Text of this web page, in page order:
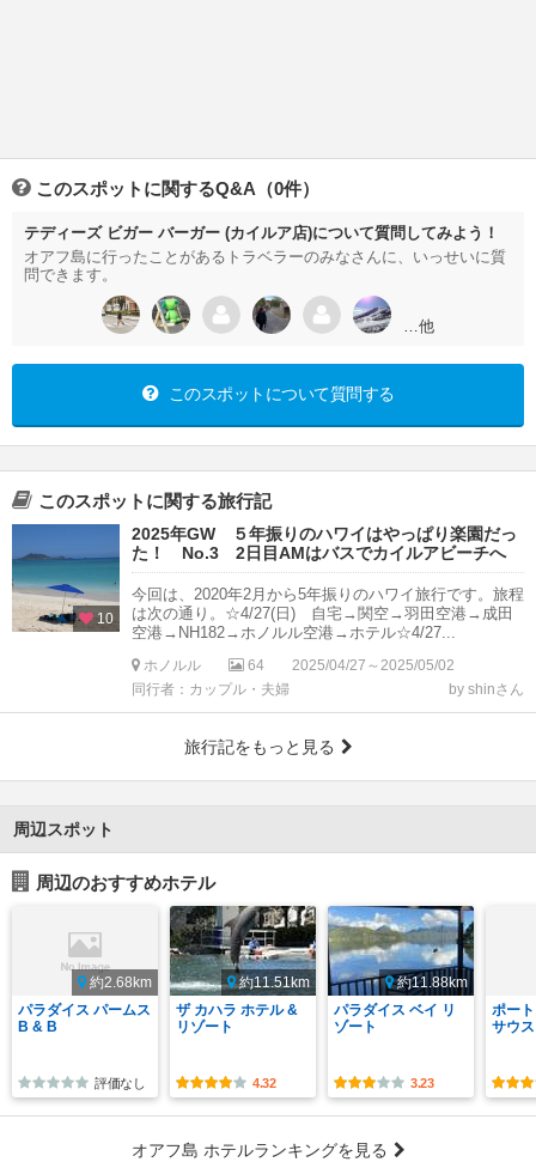
このスポットに関するQ&A（0件）
テディーズ ビガー バーガー (カイルア店)について質問してみよう！
オアフ島に行ったことがあるトラベラーのみなさんに、いっせいに質
問できます。
…他
このスポットについて質問する
このスポットに関する旅行記
10
2025年GW ５年振りのハワイはやっぱり楽園だっ
た！ No.3 2日目AMはバスでカイルアビーチへ
今回は、2020年2月から5年振りのハワイ旅行です。旅程
は次の通り。☆4/27(日) 自宅→関空→羽田空港→成田
空港→NH182→ホノルル空港→ホテル☆4/27...
ホノルル 64
2025/04/27～2025/05/02
同行者：カップル・夫婦
by shinさん
旅行記をもっと見る
周辺スポット
周辺のおすすめホテル
約2.68km
パラダイス パームス
B & B
評価なし
約11.51km
ザ カハラ ホテル &
リゾート
4.32
約11.88km
パラダイス ベイ リ
ゾート
3.23
ポー
サウ
オアフ島 ホテルランキングを見る